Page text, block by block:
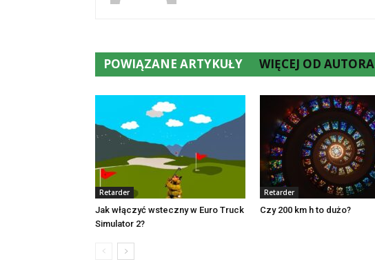
POWIĄZANE ARTYKUŁY WIĘCEJ OD AUTORA
Retarder
Jak włączyć wsteczny w Euro Truck
Simulator 2?
Retarder
Czy 200 km h to dużo?